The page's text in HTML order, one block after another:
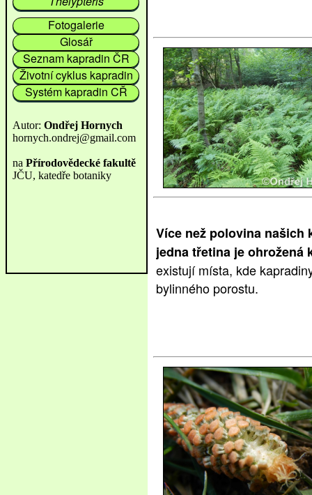
Více než polovina našich
jedna třetina je ohrožená
existují místa, kde
bylinného porostu.